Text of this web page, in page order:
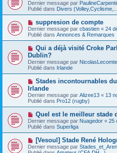
s
a
g
u
m
e
s
s
a
g
e
u
v
a
u
m
e
s
s
a
g
e
Dernier message par
Publié dans Divers
N
o
u
v
a
u
m
e
s
s
a
g
e
suppresion de compte
Dernier message par cbastien « 24
Publié dans Annonces & Remarques
N
u
v
e
a
u
m
e
s
a
g
e
Qui a déjà visité Croke
Dublin?
Dernier message par
Publié dans Irlande
N
o
u
v
e
a
u
m
e
s
s
a
g
Stades incontournables
Irlande
Dernier message par Alizee13 « 13
Publié dans Pro12 (rugby)
N
o
u
v
e
u
Quel est le meilleur stade
Dernier message par Nuagedor « 25
Publié dans Superliga
N
o
u
[Vesoul] Stade René
Dernier message par